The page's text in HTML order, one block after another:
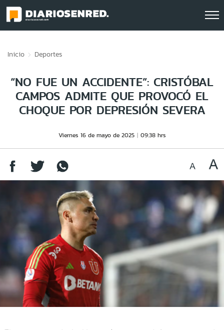
Inicio Deportes
“NO FUE UN ACCIDENTE”: CRISTÓBAL
CAMPOS ADMITE QUE PROVOCÓ EL
CHOQUE POR DEPRESIÓN SEVERA
Viernes 16 de mayo de 2025 09:38 hrs